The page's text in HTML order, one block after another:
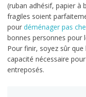
(ruban adhésif, papier à
fragiles soient
pour déménager pas
bonnes personnes pour
Pour finir, soyez sûr
capacité nécessaire
entreposés.